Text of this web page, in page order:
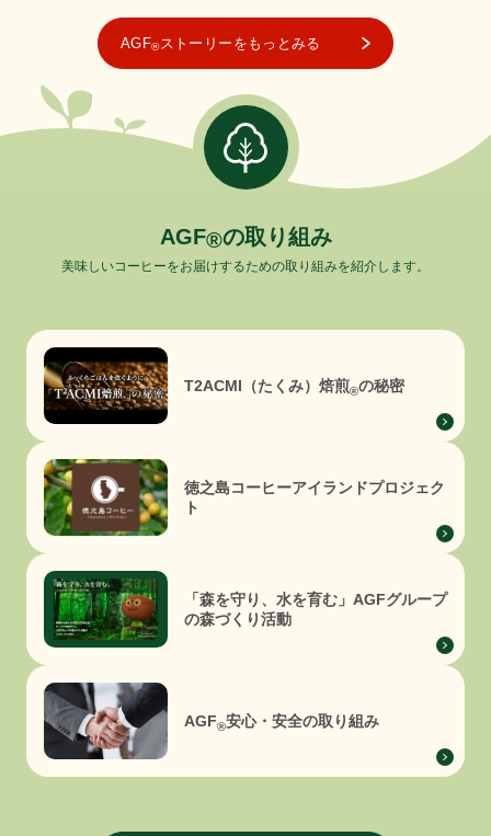
AGF®ストーリーをもっとみる
AGF®の取 り組 み
美味しいコーヒーをお届けするための取り組みを紹介します。
T2ACMI（たくみ）焙煎®の秘密
徳之島コーヒーアイランドプロジェク
ト
「森を守り、水を育む」 AGFグループ
の森づくり活動
AGF®安心・安全の取り組み